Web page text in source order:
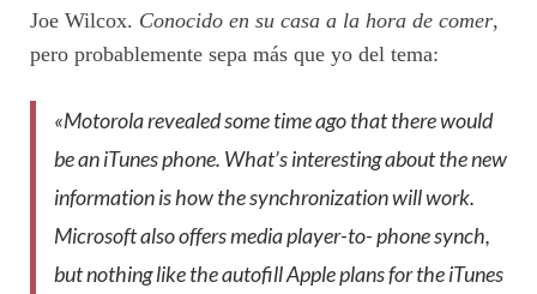
Joe Wilcox. Conocido en su casa a la hora de comer,
pero probablemente sepa más que yo del tema:
«Motorola revealed some time ago that there would
be an iTunes phone. What’s interesting about the new
information is how the synchronization will work.
Microsoft also offers media player-to- phone synch,
but nothing like the autofill Apple plans for the iTunes